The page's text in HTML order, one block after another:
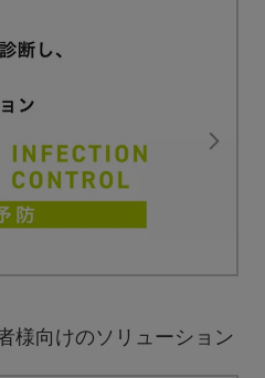
様向けのソリューション